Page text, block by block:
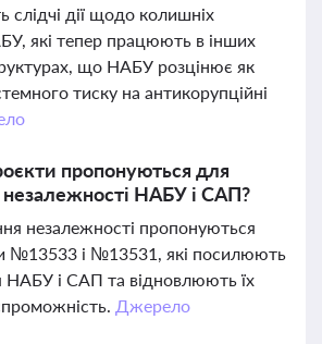
дії щодо колишніх
які тепер працюють в інших
що НАБУ розцінює як
тиску на антикорупційні
пропонуються для
незалежності НАБУ і САП?
незалежності пропонуються
№13533 і №13531, які посилюють
НАБУ і САП та відновлюють їх
Джерело